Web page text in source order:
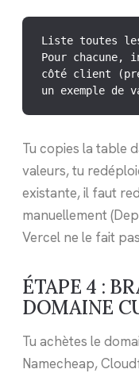
Liste toutes
Pour
côté client
un exemple de
Tu copies la table
valeurs, tu
existante, il faut
manuellement
Vercel ne le fait
ÉTAPE 4 :
DOMAINE
Tu achètes le
Namecheap,